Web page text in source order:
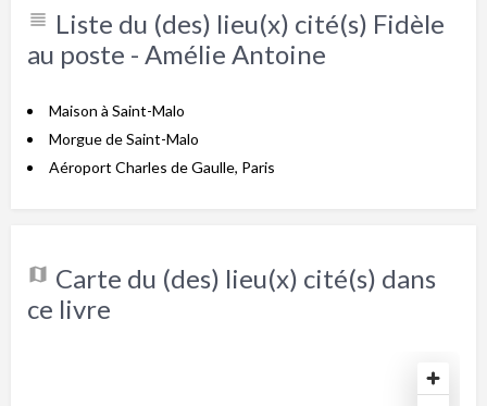
Liste du (des) lieu(x) cité(s) Fidèle
au poste - Amélie Antoine
Maison à Saint-Malo
Morgue de Saint-Malo
Aéroport Charles de Gaulle, Paris
Carte du (des) lieu(x) cité(s) dans
ce livre